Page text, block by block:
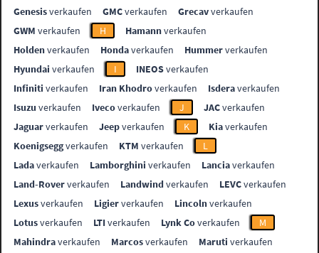
Genesisverkaufen GMCverkaufen Grecavverkaufen
GWM verkaufen H Hamannverkaufen
Holdenverkaufen Hondaverkaufen Hummerverkaufen
Hyundai verkaufen I INEOSverkaufen
Infiniti verkaufen Iran Khodroverkaufen Isderaverkaufen
Isuzu verkaufen Ivecoverkaufen J JACverkaufen
Jaguarverkaufen Jeepverkaufen K Kiaverkaufen
Koenigseggverkaufen KTM verkaufen
L
Ladaverkaufen Lamborghini verkaufen Lanciaverkaufen
Land-Roververkaufen Landwindverkaufen LEVCverkaufen
Lexusverkaufen Ligierverkaufen Lincolnverkaufen
Lotusverkaufen LTIverkaufen Lynk Coverkaufen
M
Mahindraverkaufen Marcosverkaufen Maruti verkaufen